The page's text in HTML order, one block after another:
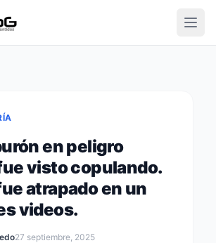
en peligro
visto copulando.
atrapado en un
videos.
27 septiembre, 2025